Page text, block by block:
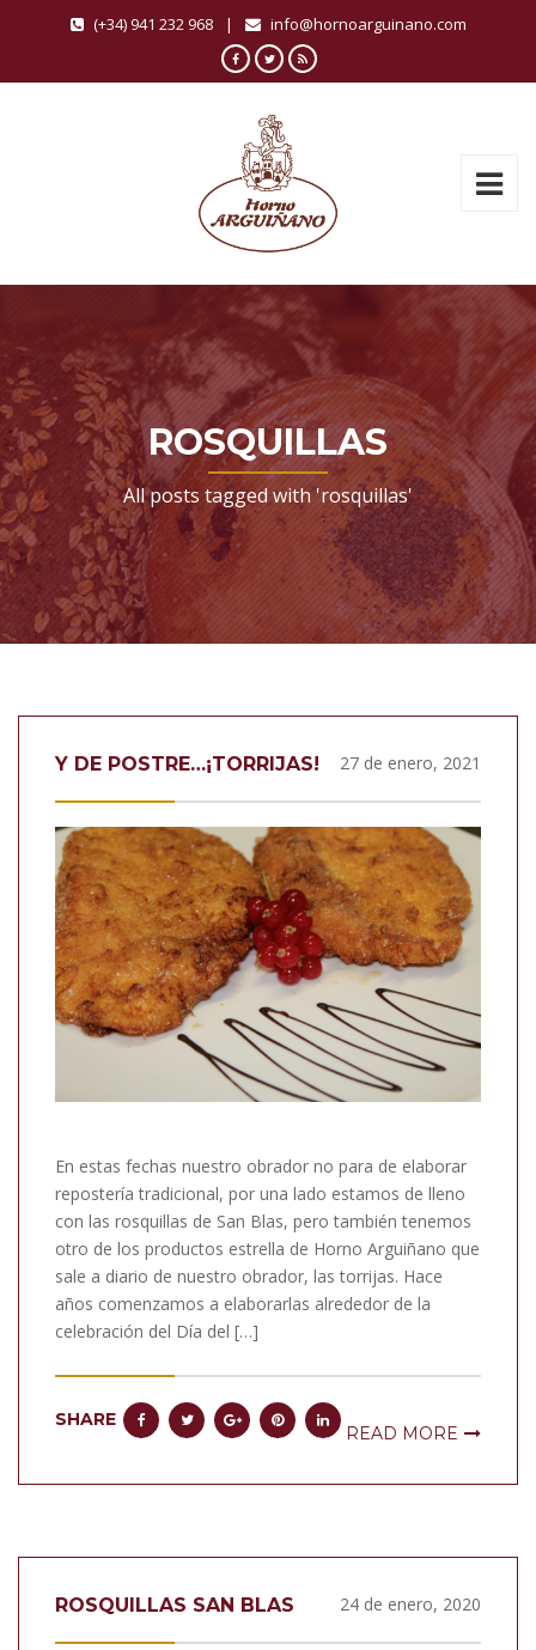
(+34) 941 232 968 | info@hornoarguinano.com
ROSQUILLAS
All posts tagged with 'rosquillas'
Y DE POSTRE…¡TORRIJAS! 27 de enero, 2021
En estas fechas nuestro obrador no para de elaborar
repostería tradicional, por una lado estamos de lleno
con las rosquillas de San Blas, pero también tenemos
otro de los productos estrella de Horno Arguiñano que
sale a diario de nuestro obrador, las torrijas. Hace
años comenzamos a elaborarlas alrededor de la
celebración del Día del […]
SHARE
READ MORE
ROSQUILLAS SAN BLAS 24 de enero, 2020